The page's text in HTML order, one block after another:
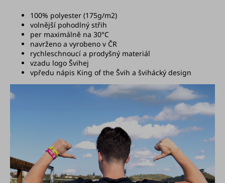
100% polyester (175g/m2)
volnější pohodlný střih
per maximálně na 30°C
navrženo a vyrobeno v ČR
rychleschnoucí a prodyšný materiál
vzadu logo Švihej
vpředu nápis King of the Švih a švihácký design